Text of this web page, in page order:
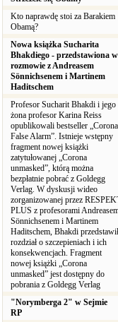
Kto naprawdę stoi za Barakiem
Obamą?
Nowa książka Sucharita
Bhakdiego - przedstawiona w
rozmowie z Andreasem
Sönnichsenem i Martinem
Haditschem
Profesor Sucharit Bhakdi i jego
żona profesor Karina Reiss
opublikowali bestseller „Corona
False Alarm”. Istnieje wstępny
fragment nowej książki
zatytułowanej „Corona
unmasked”, którą można
bezpłatnie pobrać z Goldegg
Verlag. W dyskusji wideo
zorganizowanej przez
PLUS z profesorami
Sönnichsenem i Martinem
Haditschem, Bhakdi przedstawił
rozdział o szczepieniach i ich
konsekwencjach. Fragment
nowej książki „Corona
unmasked” jest dostępny do
pobrania z Goldegg Verlag
"Norymberga 2" w Sejmie
RP